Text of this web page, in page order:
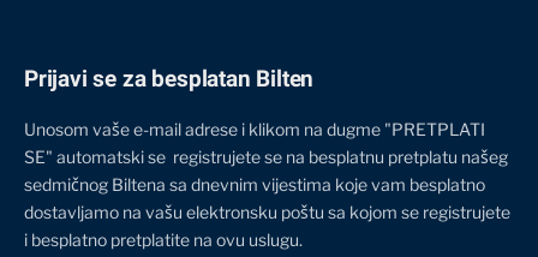
Prijavi se za besplatan Bilten
Unosom vaše e-mail adrese i klikom na dugme "PRETPLATI
SE" automatski se registrujete se na besplatnu pretplatu našeg
sedmičnog Biltena sa dnevnim vijestima koje vam besplatno
dostavljamo na vašu elektronsku poštu sa kojom se registrujete
i besplatno pretplatite na ovu uslugu.